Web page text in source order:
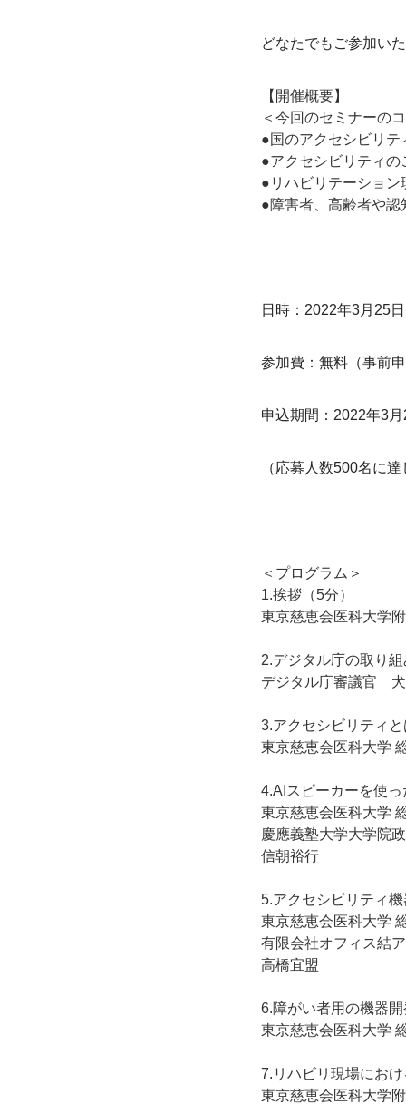
どなたでもご参加い
【開催概要】
＜今回のセミナーの
●国のアクセシビリ
●アクセシビリティ
●リハビリテーショ
●障害者、高齢者や
日時：2022年3月25
参加費：無料（事前
申込期間：2022年3
（応募人数500名に
＜プログラム＞
1.挨拶（5分）
東京慈恵会医科大学
2.デジタル庁の取り
デジタル庁審議官　
3.アクセシビリティ
東京慈恵会医科大学
4.AIスピーカーを使
東京慈恵会医科大学
慶應義塾大学大学院
信朝裕行
5.アクセシビリティ
東京慈恵会医科大学
有限会社オフィス結
高橋宜盟
6.障がい者用の機器
東京慈恵会医科大学
7.リハビリ現場にお
東京慈恵会医科大学